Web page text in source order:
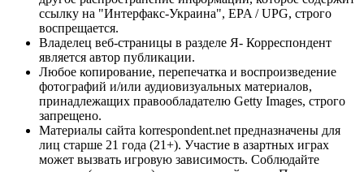
ссылку на "Интерфакс-Украина", EPA / UPG, строго
воспрещается.
Владелец веб-страницы в разделе Я- Корреспондент
является автор публикации.
Любое копирование, перепечатка и воспроизведение
фотографий и/или аудиовизуальных материалов,
принадлежащих правообладателю Getty Images, строго
запрещено.
Материалы сайта korrespondent.net предназначены для
лиц старше 21 года (21+). Участие в азартных играх
может вызвать игровую зависимость. Соблюдайте